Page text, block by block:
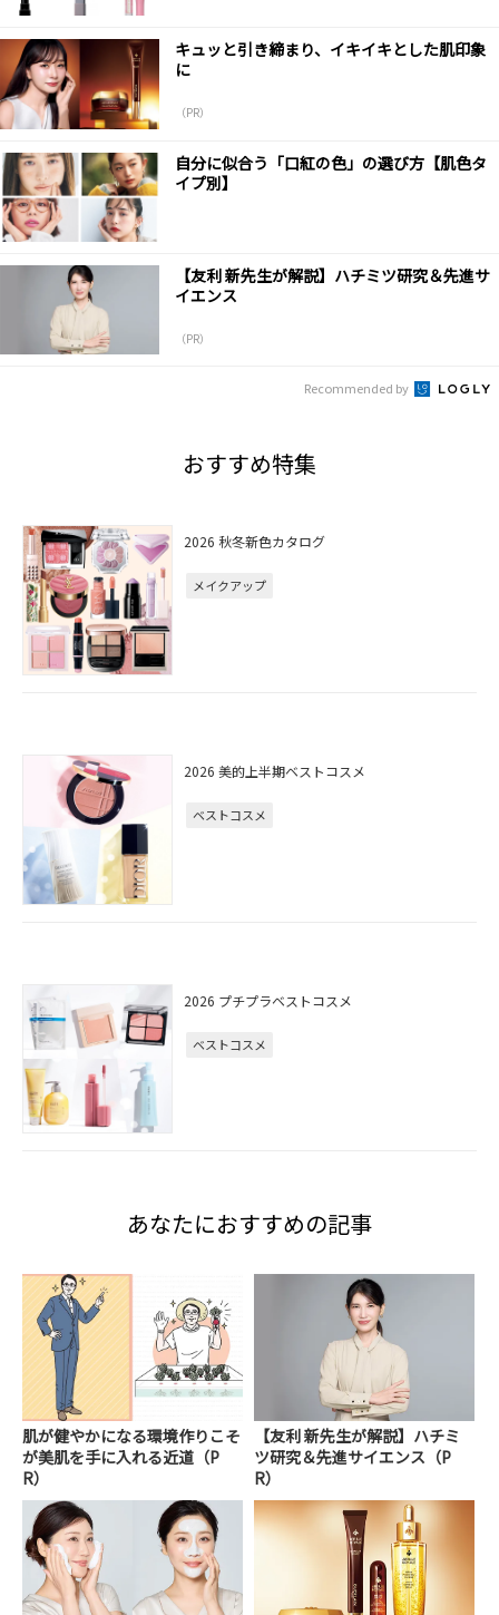
キュッと引き締まり、イキイキとした肌印象
に
（PR）
自分に似合う「口紅の色」の選び方【肌色タ
イプ別】
【友利 新先生が解説】ハチミツ研究＆先進サ
イエンス
（PR）
Recommended by
おすすめ特集
2026 秋冬新色カタログ
メイクアップ
2026 美的上半期ベストコスメ
ベストコスメ
2026 プチプラベストコスメ
ベストコスメ
あなたにおすすめの記事
肌が健やかになる環境作りこそ
が美肌を手に入れる近道（P
R）
【友利 新先生が解説】ハチミ
ツ研究＆先進サイエンス（P
R）